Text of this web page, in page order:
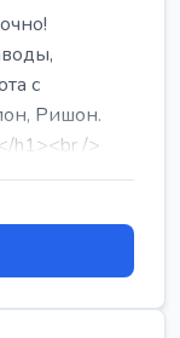
с
Ришон.
h1><br />